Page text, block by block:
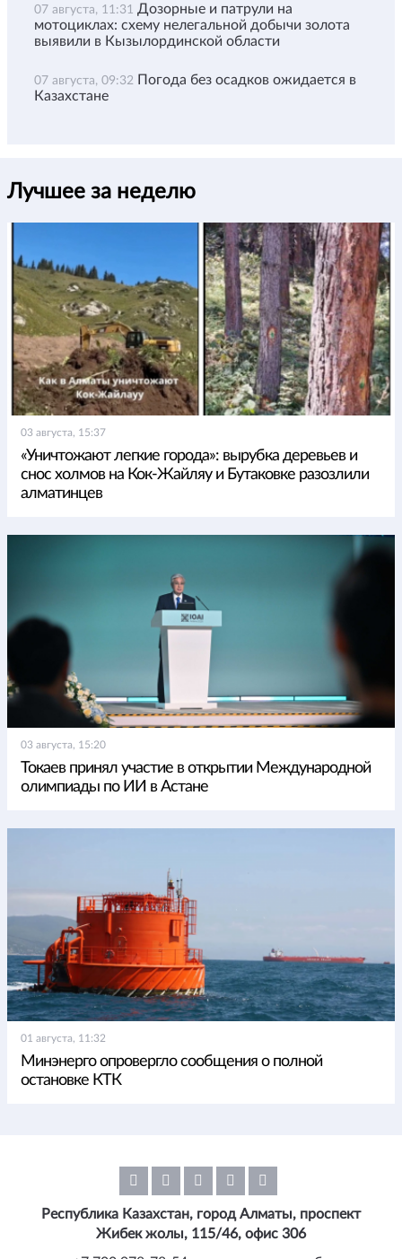
07 августа, 11:31 Дозорные и патрули на
мотоциклах: схему нелегальной добычи золота
выявили в Кызылординской области
07 августа, 09:32 Погода без осадков ожидается в
Казахстане
Лучшее за неделю
03 августа, 15:37
«Уничтожают легкие города»: вырубка деревьев и
снос холмов на Кок-Жайляу и Бутаковке разозлили
алматинцев
03 августа, 15:20
Токаев принял участие в открытии Международной
олимпиады по ИИ в Астане
01 августа, 11:32
Минэнерго опровергло сообщения о полной
остановке КТК
Республика Казахстан, город Алматы, проспект
Жибек жолы, 115/46, офис 306